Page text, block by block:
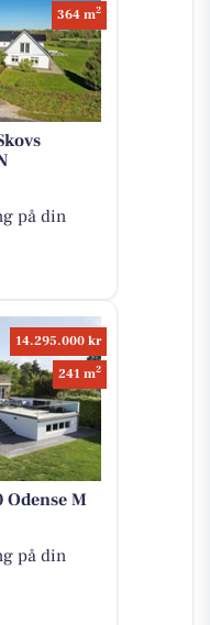
364 m2
på din
14.295.000 kr
241 m2
M
på din